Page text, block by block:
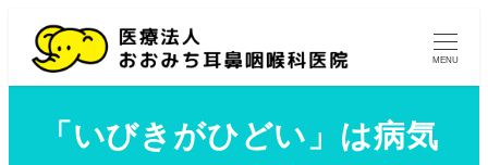
MENU
「いびきがひどい」は病気